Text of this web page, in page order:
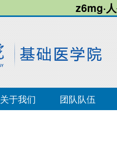
z6mg·
关于我们 团队队伍